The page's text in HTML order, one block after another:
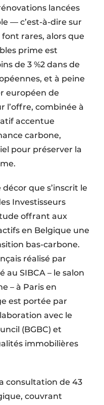
lancées
— c’est-à-dire sur
rares, alors que
prime est
de 3 %2 dans de
et à peine
européen de
l’offre, combinée à
accentue
carbone,
pour préserver la
que s’inscrit le
Investisseurs
offrant aux
en Belgique une
bas-carbone.
réalisé par
au SIBCA – le salon
– à Paris en
est portée par
avec le
(BGBC) et
immobilières
consultation de 43
couvrant